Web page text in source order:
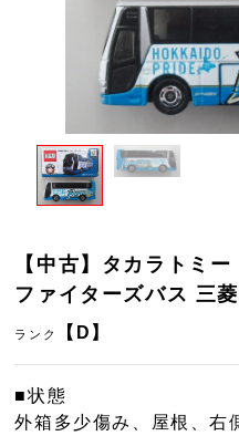
【中古】タカラトミ
ファイターズバス 三
ランク 【D】
■状態
外箱多少傷み、屋根、右